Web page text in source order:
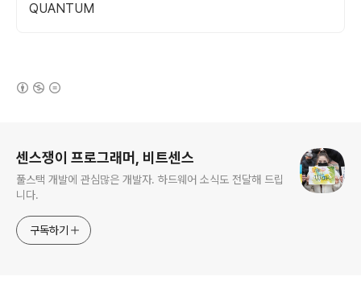
QUANTUM
센스쟁이 프로그래머, 비트센스
풀스택 개발에 관심많은 개발자. 하드웨어 소식도 전달해 드립
니다.
구독하기